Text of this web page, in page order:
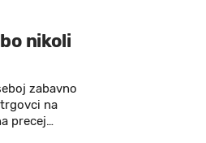
nikoli
zabavno
na
precej…